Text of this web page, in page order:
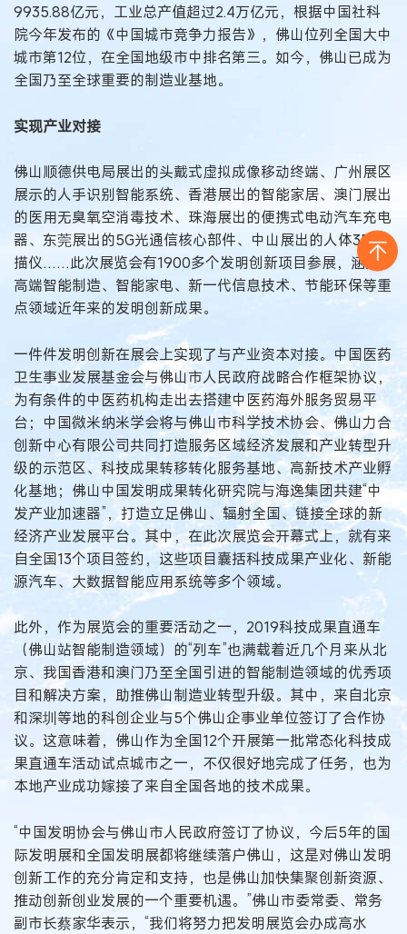
9935.88亿元，工业总产值超过2.4万亿元，根据中国社科
院今年发布的《中国城市竞争力报告》，佛山位列全国大中
城市第12位，在全国地级市中排名第三。如今，佛山已成为
全国乃至全球重要的制造业基地。
实现产业对接
佛山顺德供电局展出的头戴式虚拟成像移动终端、广州展区
展示的人手识别智能系统、香港展出的智能家居、澳门展出
的医用无臭氧空消毒技术、珠海展出的便携式电动汽车充电
器、东莞展出的5G光通信核心部件、中山展出的人体3D扫
描仪……此次展览会有1900多个发明创新项目参展，涵盖
高端智能制造、智能家电、新一代信息技术、节能环保等重
点领域近年来的发明创新成果。
一件件发明创新在展会上实现了与产业资本对接。中国医药
卫生事业发展基金会与佛山市人民政府战略合作框架协议，
为有条件的中医药机构走出去搭建中医药海外服务贸易平
台；中国微米纳米学会将与佛山市科学技术协会、佛山力合
创新中心有限公司共同打造服务区域经济发展和产业转型升
级的示范区、科技成果转移转化服务基地、高新技术产业孵
化基地；佛山中国发明成果转化研究院与海逸集团共建“中
发产业加速器”，打造立足佛山、辐射全国、链接全球的新
经济产业发展平台。其中，在此次展览会开幕式上，就有来
自全国13个项目签约，这些项目囊括科技成果产业化、新能
源汽车、大数据智能应用系统等多个领域。
此外，作为展览会的重要活动之一，2019科技成果直通车
（佛山站智能制造领域）的“列车”也满载着近几个月来从北
京、我国香港和澳门乃至全国引进的智能制造领域的优秀项
目和解决方案，助推佛山制造业转型升级。其中，来自北京
和深圳等地的科创企业与5个佛山企事业单位签订了合作协
议。这意味着，佛山作为全国12个开展第一批常态化科技成
果直通车活动试点城市之一，不仅很好地完成了任务，也为
本地产业成功嫁接了来自全国各地的技术成果。
“中国发明协会与佛山市人民政府签订了协议，今后5年的国
际发明展和全国发明展都将继续落户佛山，这是对佛山发明
创新工作的充分肯定和支持，也是佛山加快集聚创新资源、
推动创新创业发展的一个重要机遇。”佛山市委常委、常务
副市长蔡家华表示，“我们将努力把发明展览会办成高水